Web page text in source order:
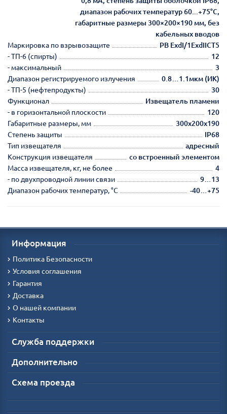
диапазон рабочих температур 60...+75°С,
габаритные размеры 300×200×190 мм, без
кабельных вводов
Маркировка по взрывозащите
РВ ExdI/1ExdIICT5
- ТП-6 (спирты)
12
- максимальный
3
Диапазон регистрируемого излучения
0.8…1.1мкм (ИК)
- ТП-5 (нефтепродукты)
30
Функционал
Извещатель пламени
- в горизонтальной плоскости
120
Габаритные размеры, мм
300х200х190
Степень защиты
IP68
Тип извещателя
адресный
Конструкция извещателя
со встроенный элементом
Масса извещателя, кг, не более
4
- по двухпроводной линии связи
9…13
Диапазон рабочих температур, °С
-40…+75
Информация
Политика Безопасности
Условия соглашения
Гарантия
Доставка
О нашей компании
Контакты
Служба поддержки
Дополнительно
Схема проезда